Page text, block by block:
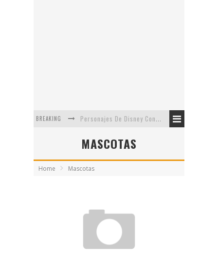
BREAKING Personajes De Disney Con Vestuarios Contemporáneos
MASCOTAS
Home Mascotas